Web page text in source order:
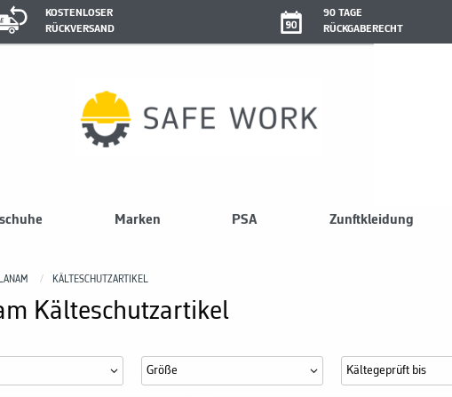
KOSTENLOSER
RÜCKVERSAND
90 TAGE
RÜCKGABERECHT
Marken PSA Zunftkleidung
KÄLTESCHUTZARTIKEL
Kälteschutzartikel
Größe Kältegeprüft bis